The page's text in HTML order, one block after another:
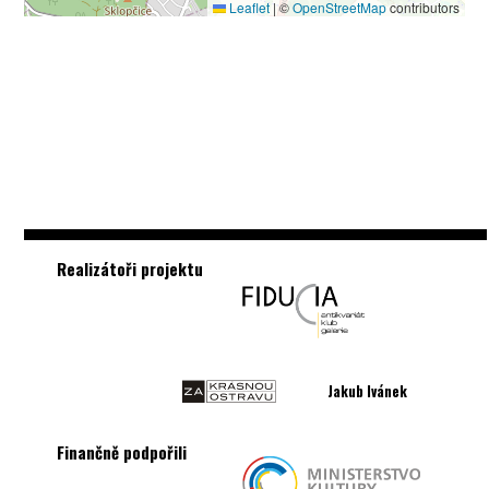
Leaflet |©OpenStreetMapcontributors
Realizátoři projektu
Jakub Ivánek
Finančně podpořili